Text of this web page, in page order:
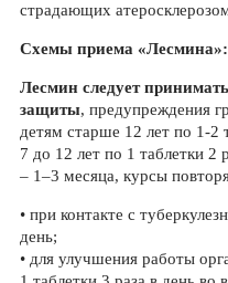
страдающих
Схемы приема «Лесмина»:
Лесмин следует
защиты, предупреждения
детям старше 12 лет по 1-2
7 до 12 лет по 1 таблетки 2
– 1–3 месяца, курсы
• при контакте с
день;
• для улучшения работы